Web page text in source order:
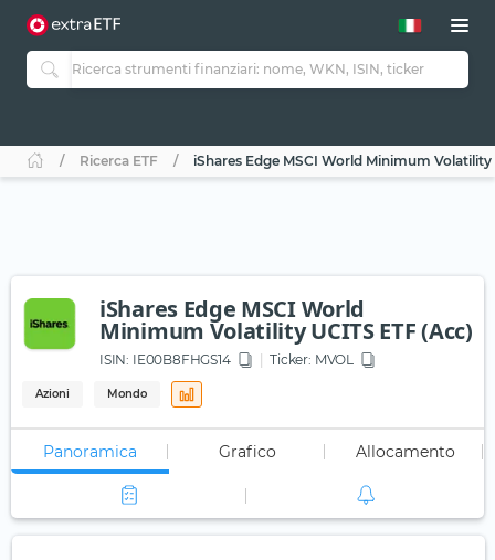
Ricerca ETF iShares Edge MSCI World Minimum Volatility
iShares Edge MSCI World
Minimum Volatility UCITS ETF (Acc)
ISIN: IE00B8FHGS14 Ticker: MVOL
Azioni Mondo
Panoramica Grafico Allocamento